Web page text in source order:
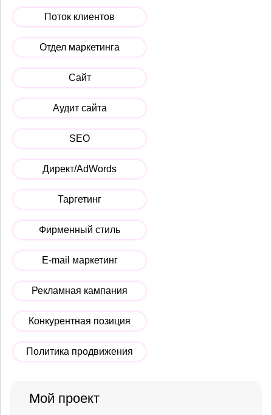
Поток клиентов
Отдел маркетинга
Сайт
Аудит сайта
SEO
Директ/AdWords
Таргетинг
Фирменный стиль
E-mail маркетинг
Рекламная кампания
Конкурентная позиция
Политика продвижения